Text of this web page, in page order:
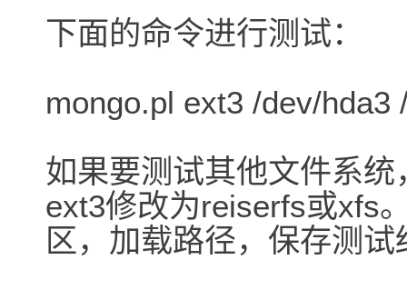
下面的命令进行测试：
mongo.pl ext3 /dev/hda3
如果要测试其他文件系
ext3修改为reiserfs或xfs
区，加载路径，保存测